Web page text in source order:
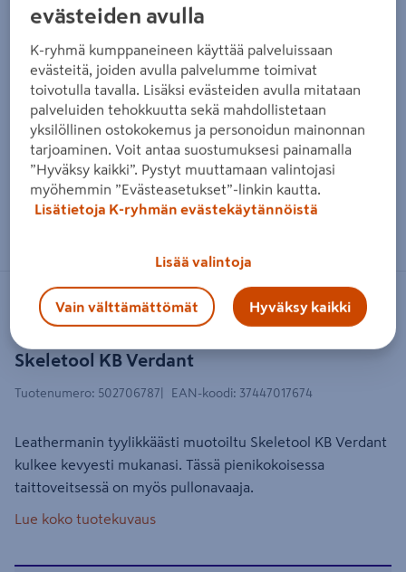
Zoomaa kuvaa sormilla kosketusnäytöllä
Monitoimityökalu Leatherman
Skeletool KB Verdant
LEATHERMAN
Tuotenumero: 502706787 EAN-koodi: 37447017674
Leathermanin tyylikkäästi muotoiltu Skeletool KB Verdant
kulkee kevyesti mukanasi. Tässä pienikokoisessa
taittoveitsessä on myös pullonavaaja.
Lue koko tuotekuvaus
evästeiden avulla
K-ryhmä kumppaneineen käyttää palveluissaan
evästeitä, joiden avulla palvelumme toimivat
toivotulla tavalla. Lisäksi evästeiden avulla mitataan
palveluiden tehokkuutta sekä mahdollistetaan
yksilöllinen ostokokemus ja personoidun mainonnan
tarjoaminen. Voit antaa suostumuksesi painamalla
”Hyväksy kaikki”. Pystyt muuttamaan valintojasi
myöhemmin ”Evästeasetukset”-linkin kautta.
Lisätietoja K-ryhmän evästekäytännöistä
Lisää valintoja
Vain välttämättömät Hyväksy kaikki